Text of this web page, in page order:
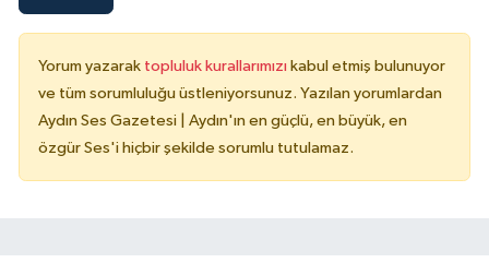
Yorum yazarak topluluk kurallarımızı kabul etmiş bulunuyor
ve tüm sorumluluğu üstleniyorsunuz. Yazılan yorumlardan
Aydın Ses Gazetesi | Aydın'ın en güçlü, en büyük, en
özgür Ses'i hiçbir şekilde sorumlu tutulamaz.